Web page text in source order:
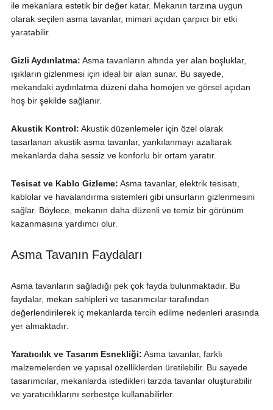
ile mekanlara estetik bir değer katar. Mekanın tarzına uygun
olarak seçilen asma tavanlar, mimari açıdan çarpıcı bir etki
yaratabilir.
Gizli Aydınlatma: Asma tavanların altında yer alan boşluklar,
ışıkların gizlenmesi için ideal bir alan sunar. Bu sayede,
mekandaki aydınlatma düzeni daha homojen ve görsel açıdan
hoş bir şekilde sağlanır.
Akustik Kontrol: Akustik düzenlemeler için özel olarak
tasarlanan akustik asma tavanlar, yankılanmayı azaltarak
mekanlarda daha sessiz ve konforlu bir ortam yaratır.
Tesisat ve Kablo Gizleme: Asma tavanlar, elektrik tesisatı,
kablolar ve havalandırma sistemleri gibi unsurların gizlenmesini
sağlar. Böylece, mekanın daha düzenli ve temiz bir görünüm
kazanmasına yardımcı olur.
Asma Tavanın Faydaları
Asma tavanların sağladığı pek çok fayda bulunmaktadır. Bu
faydalar, mekan sahipleri ve tasarımcılar tarafından
değerlendirilerek iç mekanlarda tercih edilme nedenleri arasında
yer almaktadır:
Yaratıcılık ve Tasarım Esnekliği: Asma tavanlar, farklı
malzemelerden ve yapısal özelliklerden üretilebilir. Bu sayede
tasarımcılar, mekanlarda istedikleri tarzda tavanlar oluşturabilir
ve yaratıcılıklarını serbestçe kullanabilirler.